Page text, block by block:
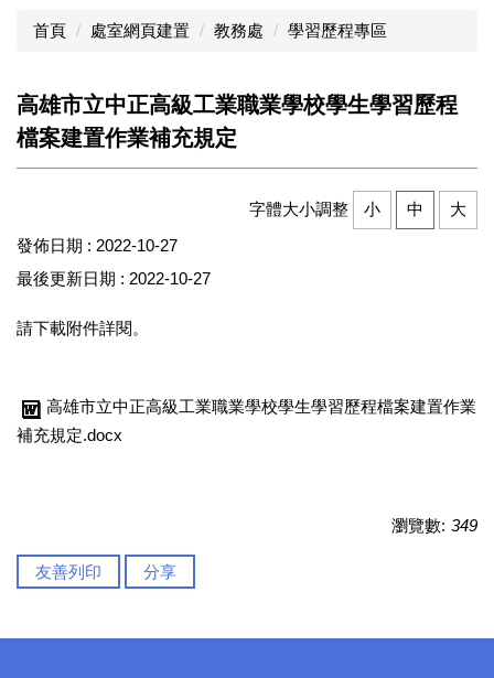
首頁 處室網頁建置 教務處 學習歷程專區
高雄市立中正高級工業職業學校學生學習歷程
檔案建置作業補充規定
字體大小調整 小 中
大
發佈日期 : 2022-10-27
最後更新日期 : 2022-10-27
請下載附件詳閱。
高雄市立中正高級工業職業學校學生學習歷程檔案建置作業
補充規定.docx
瀏覽數: 349
友善列印 分享